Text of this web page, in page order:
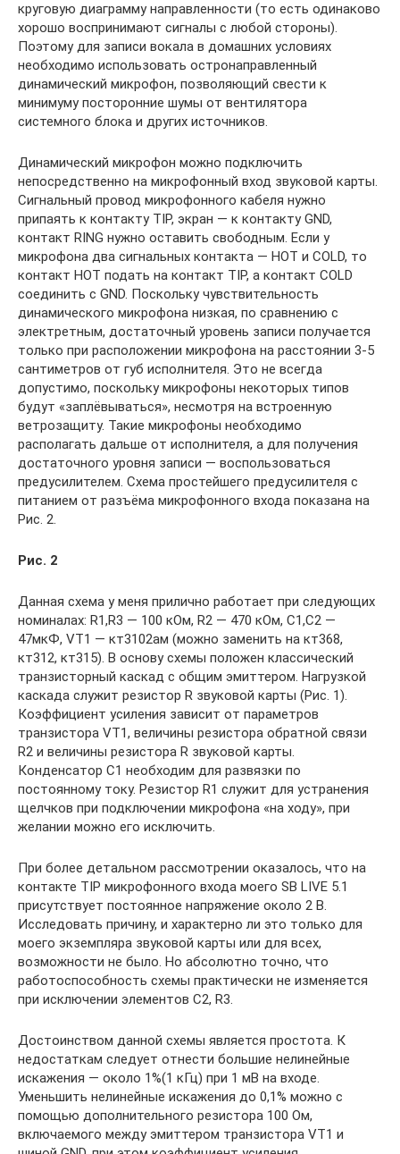
круговую диаграмму направленности (то есть одинаково
хорошо воспринимают сигналы с любой стороны).
Поэтому для записи вокала в домашних условиях
необходимо использовать остронаправленный
динамический микрофон, позволяющий свести к
минимуму посторонние шумы от вентилятора
системного блока и других источников.
Динамический микрофон можно подключить
непосредственно на микрофонный вход звуковой карты.
Сигнальный провод микрофонного кабеля нужно
припаять к контакту TIP, экран — к контакту GND,
контакт RING нужно оставить свободным. Если у
микрофона два сигнальных контакта — HOT и COLD, то
контакт HOT подать на контакт TIP, а контакт COLD
соединить с GND. Поскольку чувствительность
динамического микрофона низкая, по сравнению с
электретным, достаточный уровень записи получается
только при расположении микрофона на расстоянии 3-5
сантиметров от губ исполнителя. Это не всегда
допустимо, поскольку микрофоны некоторых типов
будут «заплёвываться», несмотря на встроенную
ветрозащиту. Такие микрофоны необходимо
располагать дальше от исполнителя, а для получения
достаточного уровня записи — воспользоваться
предусилителем. Схема простейшего предусилителя с
питанием от разъёма микрофонного входа показана на
Рис. 2.
Рис. 2
Данная схема у меня прилично работает при следующих
номиналах: R1,R3 — 100 кОм, R2 — 470 кОм, C1,C2 —
47мкФ, VT1 — кт3102ам (можно заменить на кт368,
кт312, кт315). В основу схемы положен классический
транзисторный каскад с общим эмиттером. Нагрузкой
каскада служит резистор R звуковой карты (Рис. 1).
Коэффициент усиления зависит от параметров
транзистора VT1, величины резистора обратной связи
R2 и величины резистора R звуковой карты.
Конденсатор C1 необходим для развязки по
постоянному току. Резистор R1 служит для устранения
щелчков при подключении микрофона «на ходу», при
желании можно его исключить.
При более детальном рассмотрении оказалось, что на
контакте TIP микрофонного входа моего SB LIVE 5.1
присутствует постоянное напряжение около 2 В.
Исследовать причину, и характерно ли это только для
моего экземпляра звуковой карты или для всех,
возможности не было. Но абсолютно точно, что
работоспособность схемы практически не изменяется
при исключении элементов C2, R3.
Достоинством данной схемы является простота. К
недостаткам следует отнести большие нелинейные
искажения — около 1%(1 кГц) при 1 мВ на входе.
Уменьшить нелинейные искажения до 0,1% можно с
помощью дополнительного резистора 100 Ом,
включаемого между эмиттером транзистора VT1 и